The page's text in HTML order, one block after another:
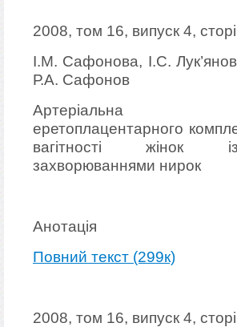
2008, том 16, випуск 4,
І.М. Сафонова, І.С.
Р.А. Сафонов
Артеріальна
еретоплацентарного
вагітності жінок
захворюваннями нирок
Анотація
Повний текст (299к)
2008, том 16, випуск 4,